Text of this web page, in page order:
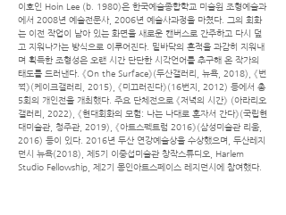
이호인 Hoin Lee (b. 1980)은 한국예술종합학교 미술원 조형예술과
에서 2008년 예술전문사, 2006년 예술사과정을 마쳤다. 그의 회화
는 이전 작업이 남아 있는 화면을 새로운 캔버스로 간주하고 다시 덮
고 지워나가는 방식으로 이루어진다. 밑바닥의 흔적을 과감히 지워내
며 획득한 조형성은 오랜 시간 단단한 시각언어를 추구해 온 작가의
태도를 드러낸다. 《On the Surface》(두산갤러리, 뉴욕, 2018), 《번
쩍》(케이크갤러리, 2015), 《미끄러진다》(16번지, 2012) 등에서 총
5회의 개인전을 개최했다. 주요 단체전으로 《저녁의 시간》 (아라리오
갤러리, 2022), 《현대회화의 모험: 나는 나대로 혼자서 간다》(국립현
대미술관, 청주관, 2019), 《아트스펙트럼 2016》(삼성미술관 리움,
2016) 등이 있다. 2016년 두산 연강예술상을 수상했으며, 두산레지
던시 뉴욕(2018), 제5기 이중섭미술관 창작스튜디오, Harlem
Studio Fellowship, 제2기 몽인아트스페이스 레지던시에 참여했다.